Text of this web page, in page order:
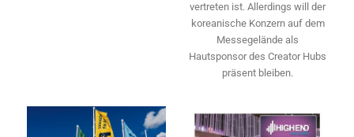
vertreten ist. Allerdings will ­der
koreanische Konzern auf dem
Messegelände als
Hautsponsor des Creator Hubs
präsent bleiben.